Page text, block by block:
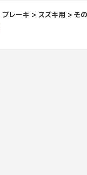
レーキ > スズキ用 > そ